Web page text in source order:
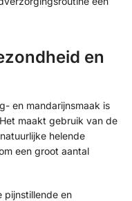
en
en mandarijnsmaak is
maakt gebruik van de
helende
een groot aantal
pijnstillende en